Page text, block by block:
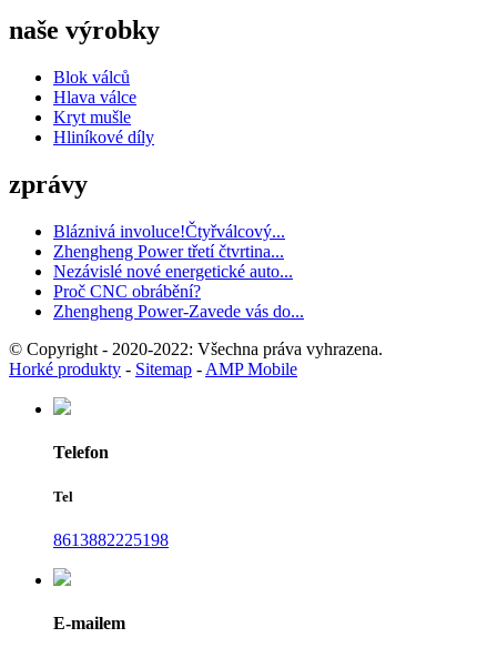
naše výrobky
Blok válců
Hlava válce
Kryt mušle
Hliníkové díly
zprávy
Bláznivá involuce!Čtyřválcový...
Zhengheng Power třetí čtvrtina...
Nezávislé nové energetické auto...
Proč CNC obrábění?
Zhengheng Power-Zavede vás do...
© Copyright - 2020-2022: Všechna práva vyhrazena.
Horké produkty - Sitemap - AMP Mobile
Telefon
Tel
8613882225198
E-mailem